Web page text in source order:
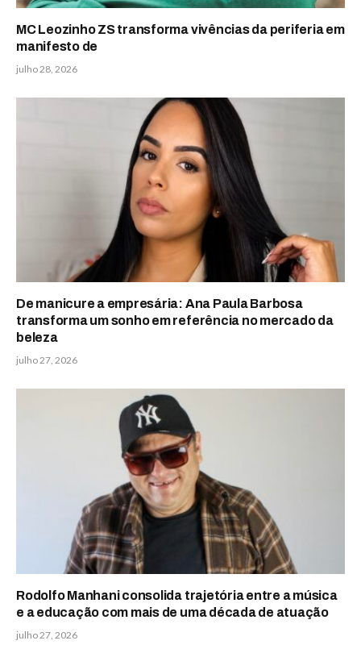
MC Leozinho ZS transforma vivências da periferia em
manifesto de
julho 28, 2026
De manicure a empresária: Ana Paula Barbosa
transforma um sonho em referência no mercado da
beleza
julho 27, 2026
Rodolfo Manhani consolida trajetória entre a música
e a educação com mais de uma década de atuação
julho 27, 2026